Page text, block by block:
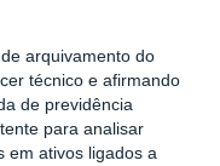
arquivamento do
técnico e afirmando
de previdência
para analisar
em ativos ligados a